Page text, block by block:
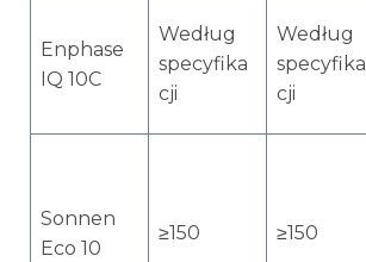
Enphase
IQ 10C
Według
specyfika
cji
Według
specyfika
cji
Sonnen
Eco 10
≥150 ≥150